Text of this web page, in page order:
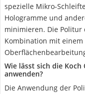
spezielle Mikro-
Hologramme und
minimieren. Die
Kombination mit
Wie lässt sich die
anwenden?
Die Anwendung der